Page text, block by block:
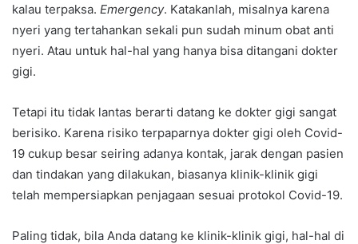
kalau terpaksa. Emergency. Katakanlah, misalnya karena
nyeri yang tertahankan sekali pun sudah minum obat anti
nyeri. Atau untuk hal-hal yang hanya bisa ditangani dokter
gigi.
Tetapi itu tidak lantas berarti datang ke dokter gigi sangat
berisiko. Karena risiko terpaparnya dokter gigi oleh Covid-
19 cukup besar seiring adanya kontak, jarak dengan pasien
dan tindakan yang dilakukan, biasanya klinik-klinik gigi
telah mempersiapkan penjagaan sesuai protokol Covid-19.
Paling tidak, bila Anda datang ke klinik-klinik gigi, hal-hal di